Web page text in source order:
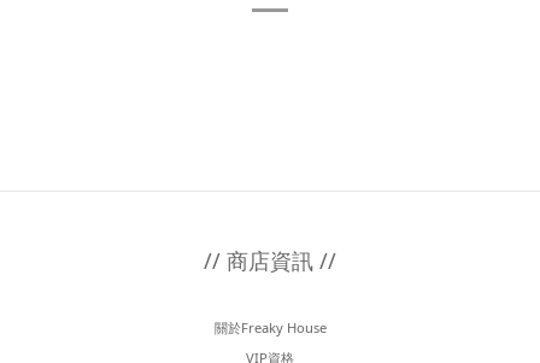
// 商店資訊 //
關於Freaky House
VIP資格